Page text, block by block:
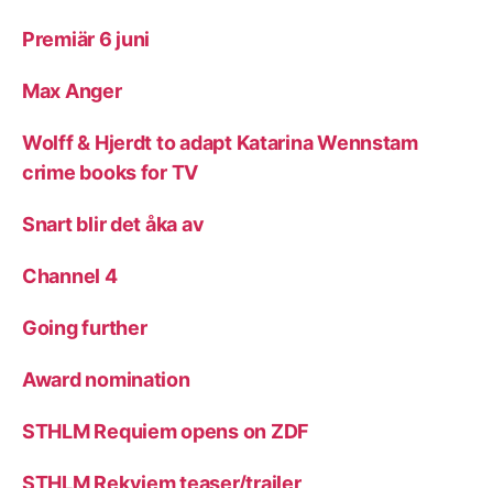
Premiär 6 juni
Max Anger
Wolff & Hjerdt to adapt Katarina Wennstam
crime books for TV
Snart blir det åka av
Channel 4
Going further
Award nomination
STHLM Requiem opens on ZDF
STHLM Rekviem teaser/trailer